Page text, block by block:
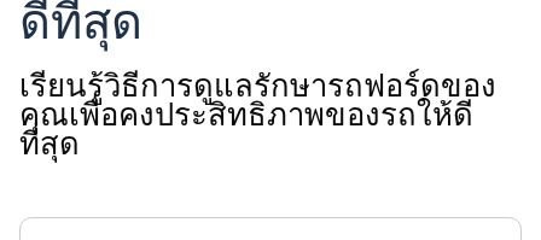
ดีที่สุด
เรียนรู้วิธีการดูแลรักษารถฟอร์ดของ
คุณเพื่อคงประสิทธิภาพของรถให้ดี
ที่สุด